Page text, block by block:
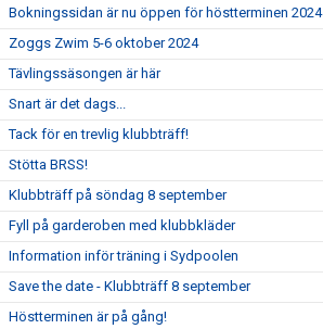
Bokningssidan är nu öppen för höstterminen 2024
Zoggs Zwim 5-6 oktober 2024
Tävlingssäsongen är här
Snart är det dags...
Tack för en trevlig klubbträff!
Stötta BRSS!
Klubbträff på söndag 8 september
Fyll på garderoben med klubbkläder
Information inför träning i Sydpoolen
Save the date - Klubbträff 8 september
Höstterminen är på gång!